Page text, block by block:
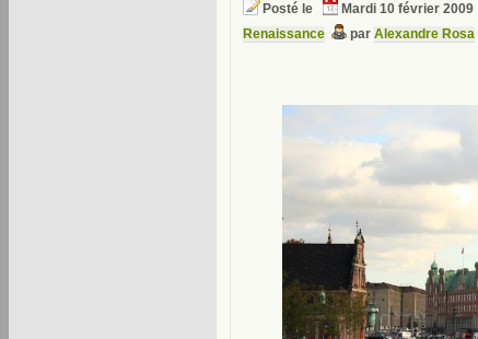
Posté le Mardi 10 février 2009
Renaissance
par Alexandre Rosa